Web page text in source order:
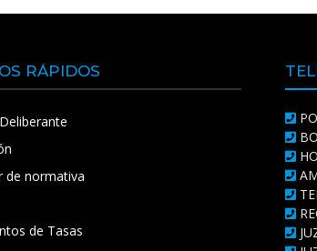
RÁPIDOS
de normativa
de Tasas